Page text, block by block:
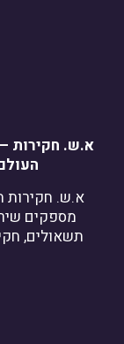
א.ש. חקירות
מספקים
תשאולים,